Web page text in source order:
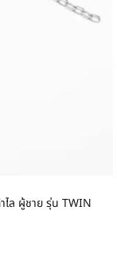
ล ผู้ชาย รุ่น TWIN